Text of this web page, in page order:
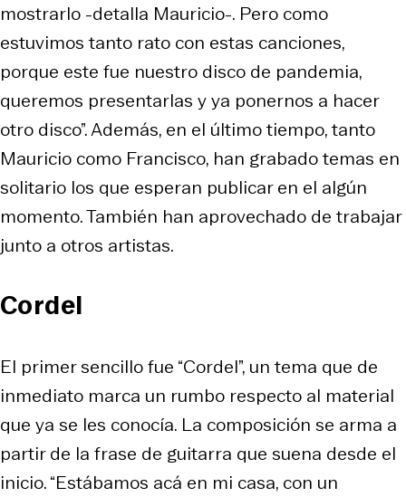
mostrarlo -detalla Mauricio-. Pero como
estuvimos tanto rato con estas canciones,
porque este fue nuestro disco de pandemia,
queremos presentarlas y ya ponernos a hacer
otro disco”. Además, en el último tiempo, tanto
Mauricio como Francisco, han grabado temas en
solitario los que esperan publicar en el algún
momento. También han aprovechado de trabajar
junto a otros artistas.
Cordel
El primer sencillo fue “Cordel”, un tema que de
inmediato marca un rumbo respecto al material
que ya se les conocía. La composición se arma a
partir de la frase de guitarra que suena desde el
inicio. “Estábamos acá en mi casa, con un